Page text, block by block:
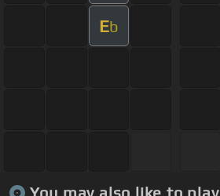
Eb
You may also like to play